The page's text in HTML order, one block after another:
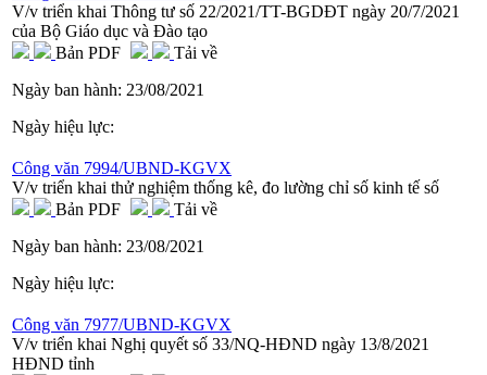
V/v triển khai Thông tư số 22/2021/TT-BGDĐT ngày 20/7/2021
của Bộ Giáo dục và Đào tạo
Bản PDF
Tải về
Ngày ban hành: 23/08/2021
Ngày hiệu lực:
Công văn 7994/UBND-KGVX
V/v triển khai thử nghiệm thống kê, đo lường chỉ số kinh tế số
Bản PDF
Tải về
Ngày ban hành: 23/08/2021
Ngày hiệu lực:
Công văn 7977/UBND-KGVX
V/v triển khai Nghị quyết số 33/NQ-HĐND ngày 13/8/2021
HĐND tỉnh